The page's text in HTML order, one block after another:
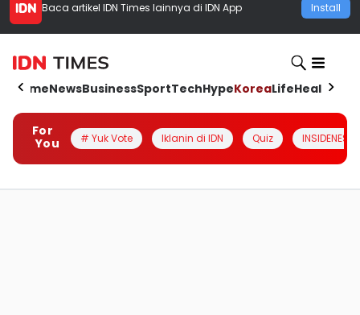
Baca artikel IDN Times lainnya di IDN App Install
HomeNewsBusinessSportTechHypeKoreaLifeHealth
For
You
# Yuk Vote Iklanin di IDN Quiz INSIDENESIA